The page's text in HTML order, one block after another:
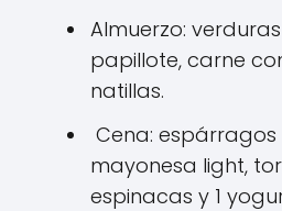
Almuerzo:
papillote, carne
natillas.
Cena:
mayonesa light,
espinacas y 1